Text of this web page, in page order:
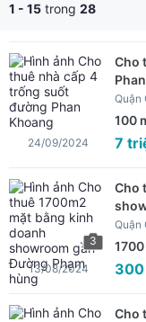
1 - 15 trong 28
Cho
Quận
100
7
24/09/2024
3
Cho
Quận
1700
13/08/2024
Cho